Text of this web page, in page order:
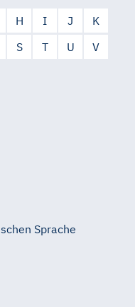
H I J
K
S T U
V
Sprache